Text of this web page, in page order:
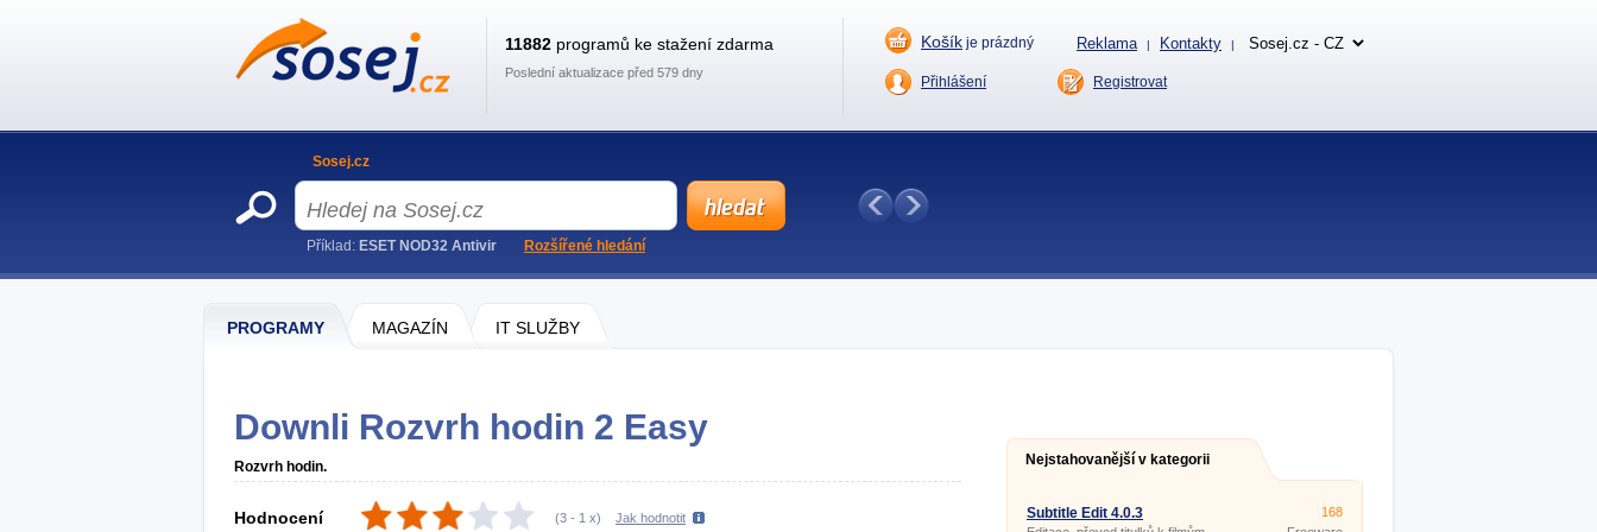
PROGRAMY MAGAZÍN IT SLUŽBY
Downli Rozvrh hodin 2 Easy
Rozvrh hodin.
Hodnocení (3 - 1 x) Jak hodnotit
Nejstahovanější v kategorii
Subtitle Edit 4.0.3
168
11882 programů ke stažení zdarma
Poslední aktualizace před 579 dny
Košík je prázdný Reklama | Kontakty |
Přihlášení Registrovat
Sosej.cz
Příklad: ESET NOD32 Antivir Rozšířené hledání